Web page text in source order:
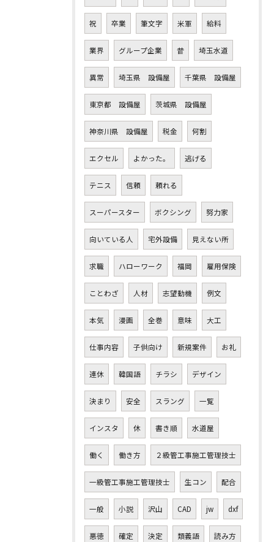
祝 卒業 筆文字 米軍 給料
業界 グループ企業 昔 埼玉水道
異常 埼玉県 設備屋 千葉県 設備屋
東京都 設備屋 茨城県 設備屋
神奈川県 設備屋 税金 何割
エクセル よかった。 逃げる
テニス 信頼 頼れる
スーパースター ボクシング 努力家
向いている人 宅外設備 見えない所
求職 ハローワーク 福岡 雇用保険
ことわざ 人材 志望動機 例文
本気 漫画 全巻 意味 大工
仕事内容 子供向け 新規案件 お礼
連休 韓国語 チラシ デザイン
決まり 安全 スラング 一覧
インスタ 休 書き順 水道屋
働く 働き方 ２級管工事施工管理技士
一級管工事施工管理技士 生コン 配合
一般 小説 沢山 CAD jw dxf
悪徳 確定 決定 類義語 読み方